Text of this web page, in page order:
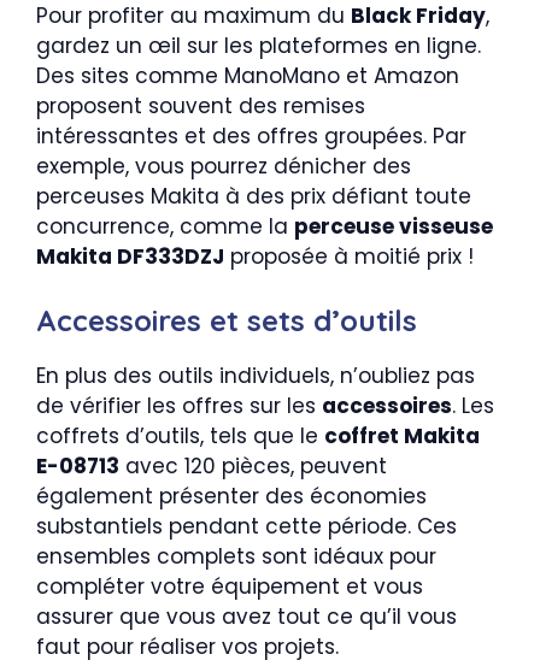
Pour profiter au maximum du Black Friday,
gardez un œil sur les plateformes en ligne.
Des sites comme ManoMano et Amazon
proposent souvent des remises
intéressantes et des offres groupées. Par
exemple, vous pourrez dénicher des
perceuses Makita à des prix défiant toute
concurrence, comme la perceuse visseuse
Makita DF333DZJ proposée à moitié prix !
Accessoires et sets d’outils
En plus des outils individuels, n’oubliez pas
de vérifier les offres sur les accessoires. Les
coffrets d’outils, tels que le coffret Makita
E-08713 avec 120 pièces, peuvent
également présenter des économies
substantiels pendant cette période. Ces
ensembles complets sont idéaux pour
compléter votre équipement et vous
assurer que vous avez tout ce qu’il vous
faut pour réaliser vos projets.